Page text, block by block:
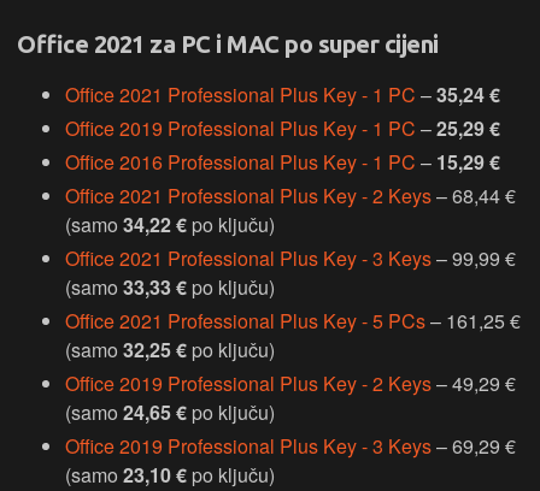
Office 2021 za PC i MAC po super cijeni
Office 2021 Professional Plus Key - 1 PC –35,24 €
Office 2019 Professional Plus Key - 1 PC –25,29 €
Office 2016 Professional Plus Key - 1 PC – 15,29 €
Office 2021 Professional Plus Key - 2 Keys– 68,44 €
(samo 34,22 € po ključu)
Office 2021 Professional Plus Key - 3 Keys– 99,99 €
(samo 33,33 € po ključu)
Office 2021 Professional Plus Key - 5 PCs– 161,25 €
(samo 32,25 € po ključu)
Office 2019 Professional Plus Key - 2 Keys– 49,29 €
(samo 24,65 € po ključu)
Office 2019 Professional Plus Key - 3 Keys– 69,29 €
(samo 23,10 € po ključu)